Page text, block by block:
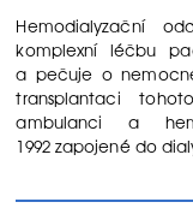
Hemodialyzační
komplexní léčbu
a pečuje o
transplantaci
ambulanci a
1992 zapojené do